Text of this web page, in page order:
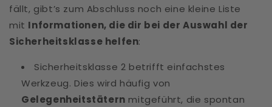
fällt, gibt’s zum Abschluss noch eine kleine Liste
mit Informationen, die dir bei der Auswahl der
Sicherheitsklasse helfen:
Sicherheitsklasse 2 betrifft einfachstes
Werkzeug. Dies wird häufig von
Gelegenheitstätern mitgeführt, die spontan